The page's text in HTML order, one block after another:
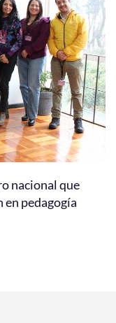
nacional que
en pedagogía